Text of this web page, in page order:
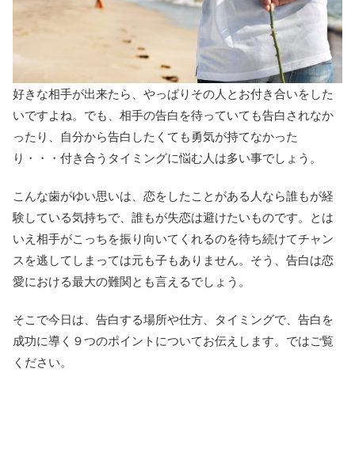
好きな相手が出来たら、やっぱりその人とお付き合いをした
いですよね。でも、相手の告白を待っていても告白されなか
ったり、自分から告白したくても勇気が持てなかった
り・・・付き合うタイミングに悩む人は多い事でしょう。
こんな歯がゆい思いは、恋をしたことがある人なら誰もが経
験している気持ちで、誰もが失恋は避けたいものです。とは
いえ相手がこっちを振り向いてくれるのを待ち続けてチャン
スを逃してしまっては元も子もありません。そう、告白は恋
愛における最大の難関とも言えるでしょう。
そこで今日は、告白する場所や仕方、タイミングで、告白を
成功に導く９つのポイントについてお伝えします。ではご覧
ください。